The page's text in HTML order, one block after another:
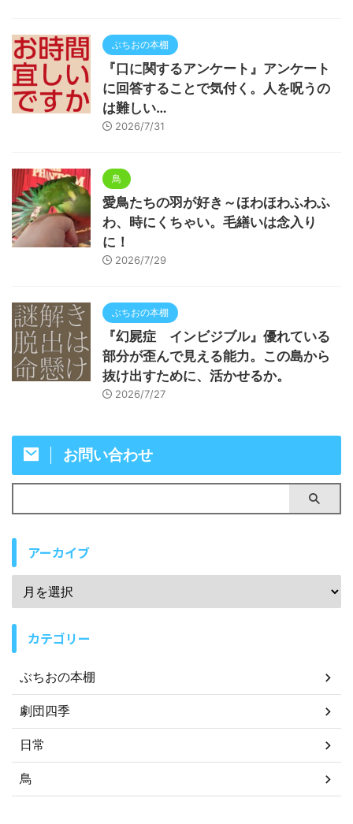
ぶちおの本棚
『口に関するアンケート』アンケート
に回答することで気付く。人を呪うの
は難しい…
2026/7/31
鳥
愛鳥たちの羽が好き～ほわほわふわふ
わ、時にくちゃい。毛繕いは念入り
に！
2026/7/29
ぶちおの本棚
『幻屍症 インビジブル』優れている
部分が歪んで見える能力。この島から
抜け出すために、活かせるか。
2026/7/27
お問い合わせ
アーカイブ
カテゴリー
ぶちおの本棚
劇団四季
日常
鳥